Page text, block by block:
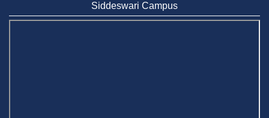
BUBT Vice-Chancellor Pays Courtesy Call on Stamford VC
Siddeswari Campus